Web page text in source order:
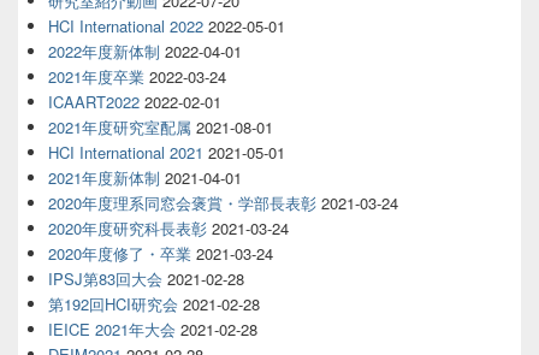
HCI International 2022 2022-05-01
2022年度新体制 2022-04-01
2021年度卒業 2022-03-24
ICAART2022 2022-02-01
2021年度研究室配属 2021-08-01
HCI International 2021 2021-05-01
2021年度新体制 2021-04-01
2020年度理系同窓会褒賞・学部長表彰 2021-03-24
2020年度研究科長表彰 2021-03-24
2020年度修了・卒業 2021-03-24
IPSJ第83回大会 2021-02-28
第192回HCI研究会 2021-02-28
IEICE 2021年大会 2021-02-28